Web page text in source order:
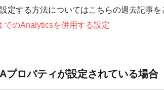
定する方法についてはこちらの過去記事を
でのAnalyticsを併用する設定
プロパティが設定されている場合